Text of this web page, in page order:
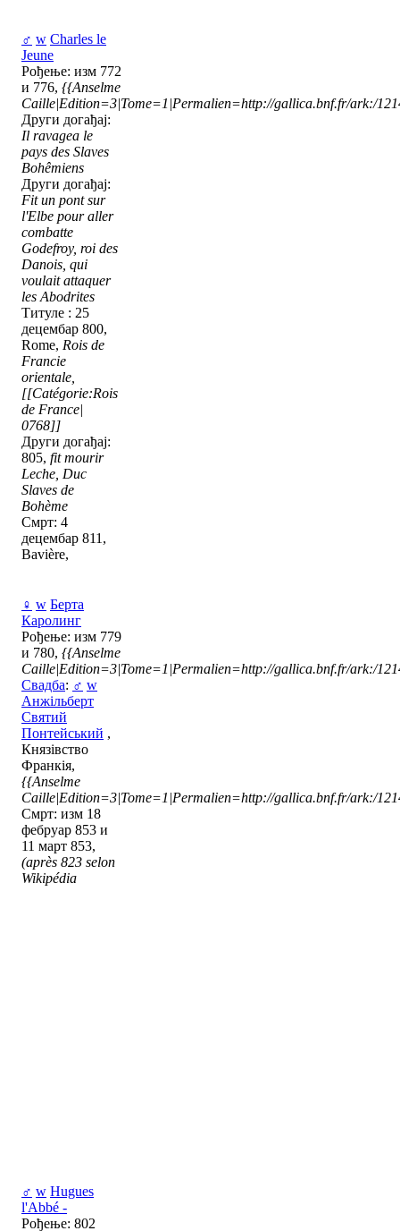
♂ w Charles le
Jeune
Рођење: изм 772
и 776, {{Anselme
Caille|Edition=3|Tome=1|Permalien=http://gallica.bnf.fr/ark:/
Други догађај:
Il ravagea le
pays des Slaves
Bohêmiens
Други догађај:
Fit un pont sur
l'Elbe pour aller
combatte
Godefroy, roi des
Danois, qui
voulait attaquer
les Abodrites
Титуле : 25
децембар 800,
Rome, Rois de
Francie
orientale,
[[Catégorie:Rois
de France|
0768]]
Други догађај:
805, fit mourir
Leche, Duc
Slaves de
Bohème
Смрт: 4
децембар 811,
Bavière,
♀ w Берта
Каролинг
Рођење: изм 779
и 780, {{Anselme
Caille|Edition=3|Tome=1|Permalien=http://gallica.bnf.fr/ark:/
Свадба: ♂ w
Анжільберт
Святий
Понтейський ,
Князівство
Франкія,
{{Anselme
Caille|Edition=3|Tome=1|Permalien=http://gallica.bnf.fr/ark:/
Смрт: изм 18
фебруар 853 и
11 март 853,
(après 823 selon
Wikipédia
♂ w Hugues
l'Abbé -
Рођење: 802